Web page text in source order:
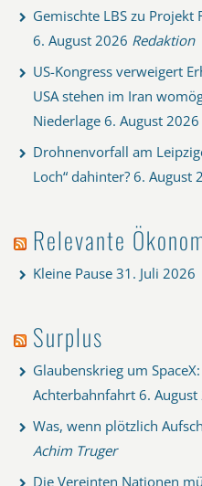
Gemischte LBS zu
6. August 2026 Redaktion
US-Kongress verweigert
USA stehen im Iran
Niederlage 6. August 2026
Drohnenvorfall am
Loch“ dahinter? 6. August
Relevante
Kleine Pause 31. Juli 2026
Surplus
Glaubenskrieg um
Achterbahnfahrt 6. August
Was, wenn plötzlich
Achim Truger
Die Vereinten Nationen